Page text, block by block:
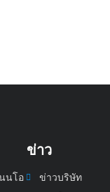
นโอ
ข่าว
ข่าวบริษัท